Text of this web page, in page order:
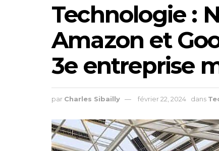
Technologie :
Amazon et
3e entreprise
par Charles Sibailly février 22, 2024 dans